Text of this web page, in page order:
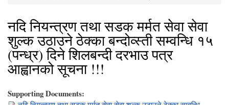
नदि नियन्त्रण तथा सडक मर्मत सेवा सेवा
शुल्क उठाउने ठेक्का बन्दोव्स्ती सम्वन्धि १५
(पन्ध्र) दिने शिलबन्दी दरभाउ पत्र
आह्वानको सूचना !!!
Supporting Documents: